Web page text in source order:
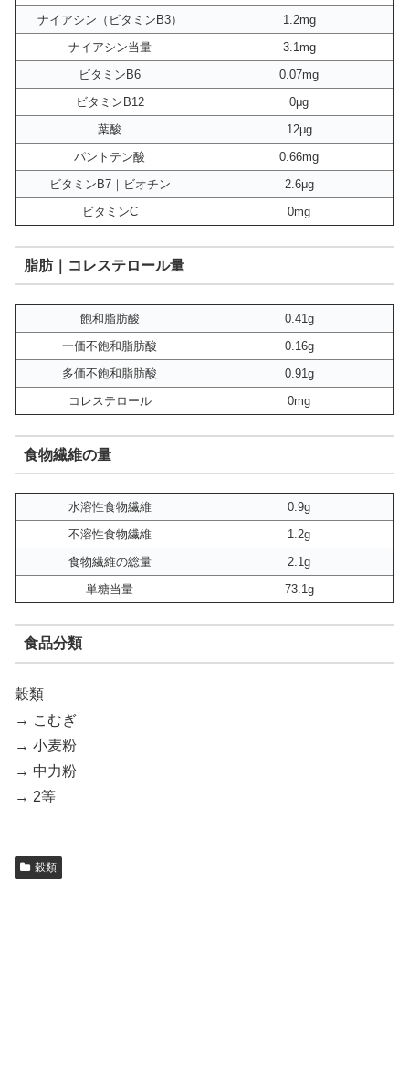
ナイアシン（ビタミンB3）
1.2mg
ナイアシン当量
3.1mg
ビタミンB6
0.07mg
ビタミンB12
0μg
葉酸
12μg
パントテン酸
0.66mg
ビタミンB7｜ビオチン
2.6μg
ビタミンC
0mg
脂肪｜コレステロール量
飽和脂肪酸
0.41g
一価不飽和脂肪酸
0.16g
多価不飽和脂肪酸
0.91g
コレステロール
0mg
食物繊維の量
水溶性食物繊維
0.9g
不溶性食物繊維
1.2g
食物繊維の総量
2.1g
単糖当量
73.1g
食品分類
穀類
→ こむぎ
→ 小麦粉
→ 中力粉
→ 2等
穀類